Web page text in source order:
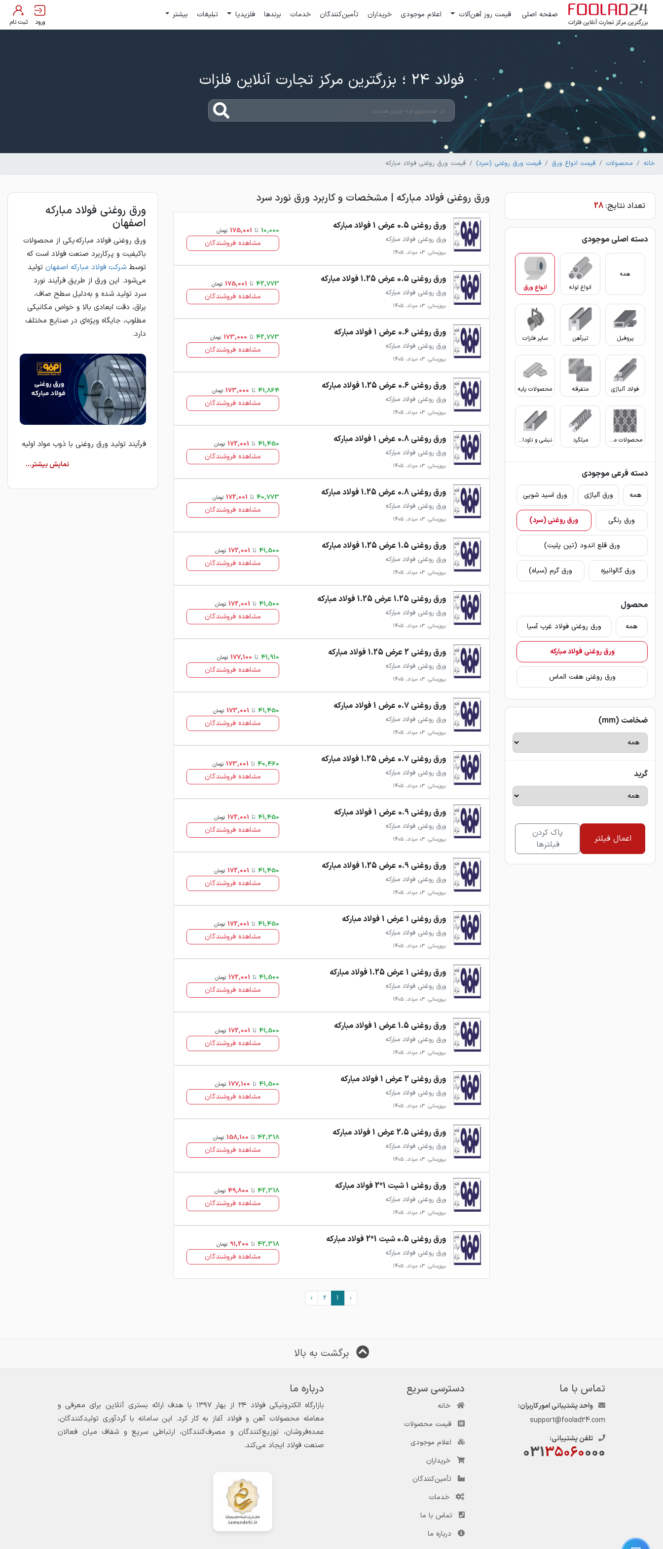
صفحه اصلی قیمت روز آهن‌آلات اعلام موجودی خریداران تأمین‌کنندگان خدمات برندها فلزپدیا تبلیغات بیشتر
ورود ثبت نام
فولاد 24 ؛ بزرگترین مرکز تجارت آنلاین فلزات
خانه محصولات قیمت انواع ورق قیمت ورق روغنی (سرد) قیمت ورق روغنی فولاد مبارکه
تعداد نتایج: 28
دسته اصلی موجودی
همه
انواع لوله
انواع ورق
پروفیل تیرآهن سایر فلزات
فولاد آلیاژی متفرقه محصولات پایه
محصولات مفتولی میلگرد نبشی و ناودانی
دسته فرعی موجودی
همه ورق آلیاژی ورق اسید شویی
ورق رنگی ورق روغنی (سرد)
ورق قلع اندود (تین پلیت)
ورق گالوانیزه ورق گرم (سیاه)
محصول
همه ورق روغنی فولاد غرب آسیا
ورق روغنی فولاد مبارکه
ورق روغنی هفت الماس
ضخامت (mm)
گرید
اعمال فیلتر
پاک کردن
فیلترها
ورق روغنی فولاد مبارکه | مشخصات و کاربرد ورق نورد سرد
ورق روغنی 0.5 عرض 1 فولاد مبارکه
ورق روغنی فولاد مبارکه
بروزرسانی: 03 مرداد، 1405
10,000 تا 175,001 تومان
مشاهده فروشندگان
ورق روغنی 0.5 عرض 1.25 فولاد مبارکه
ورق روغنی فولاد مبارکه
بروزرسانی: 03 مرداد، 1405
42,773 تا 175,001 تومان
مشاهده فروشندگان
ورق روغنی 0.6 عرض 1 فولاد مبارکه
ورق روغنی فولاد مبارکه
بروزرسانی: 03 مرداد، 1405
42,773 تا 173,000 تومان
مشاهده فروشندگان
ورق روغنی 0.6 عرض 1.25 فولاد مبارکه
ورق روغنی فولاد مبارکه
بروزرسانی: 03 مرداد، 1405
41,864 تا 173,000 تومان
مشاهده فروشندگان
ورق روغنی 0.8 عرض 1 فولاد مبارکه
ورق روغنی فولاد مبارکه
بروزرسانی: 03 مرداد، 1405
41,450 تا 172,001 تومان
مشاهده فروشندگان
ورق روغنی 0.8 عرض 1.25 فولاد مبارکه
ورق روغنی فولاد مبارکه
بروزرسانی: 03 مرداد، 1405
40,773 تا 172,001 تومان
مشاهده فروشندگان
ورق روغنی 1.5 عرض 1.25 فولاد مبارکه
ورق روغنی فولاد مبارکه
بروزرسانی: 03 مرداد، 1405
41,500 تا 172,001 تومان
مشاهده فروشندگان
ورق روغنی 1.25 عرض 1.25 فولاد مبارکه
ورق روغنی فولاد مبارکه
بروزرسانی: 03 مرداد، 1405
41,500 تا 172,001 تومان
مشاهده فروشندگان
ورق روغنی 2 عرض 1.25 فولاد مبارکه
ورق روغنی فولاد مبارکه
بروزرسانی: 03 مرداد، 1405
41,910 تا 177,100 تومان
مشاهده فروشندگان
ورق روغنی 0.7 عرض 1 فولاد مبارکه
ورق روغنی فولاد مبارکه
بروزرسانی: 03 مرداد، 1405
41,450 تا 173,001 تومان
مشاهده فروشندگان
ورق روغنی 0.7 عرض 1.25 فولاد مبارکه
ورق روغنی فولاد مبارکه
بروزرسانی: 03 مرداد، 1405
40,460 تا 173,001 تومان
مشاهده فروشندگان
ورق روغنی 0.9 عرض 1 فولاد مبارکه
ورق روغنی فولاد مبارکه
بروزرسانی: 03 مرداد، 1405
41,450 تا 172,001 تومان
مشاهده فروشندگان
ورق روغنی 0.9 عرض 1.25 فولاد مبارکه
ورق روغنی فولاد مبارکه
بروزرسانی: 03 مرداد، 1405
41,450 تا 172,001 تومان
مشاهده فروشندگان
ورق روغنی 1 عرض 1 فولاد مبارکه
ورق روغنی فولاد مبارکه
بروزرسانی: 03 مرداد، 1405
41,450 تا 172,001 تومان
مشاهده فروشندگان
ورق روغنی 1 عرض 1.25 فولاد مبارکه
ورق روغنی فولاد مبارکه
بروزرسانی: 03 مرداد، 1405
41,500 تا 172,001 تومان
مشاهده فروشندگان
ورق روغنی 1.5 عرض 1 فولاد مبارکه
ورق روغنی فولاد مبارکه
بروزرسانی: 03 مرداد، 1405
41,500 تا 172,001 تومان
مشاهده فروشندگان
ورق روغنی 2 عرض 1 فولاد مبارکه
ورق روغنی فولاد مبارکه
بروزرسانی: 03 مرداد، 1405
41,500 تا 177,100 تومان
مشاهده فروشندگان
ورق روغنی 2.5 عرض 1 فولاد مبارکه
ورق روغنی فولاد مبارکه
بروزرسانی: 03 مرداد، 1405
42,318 تا 158,100 تومان
مشاهده فروشندگان
ورق روغنی 1 شیت 1*2 فولاد مبارکه
ورق روغنی فولاد مبارکه
بروزرسانی: 03 مرداد، 1405
42,318 تا 49,800 تومان
مشاهده فروشندگان
ورق روغنی 0.5 شیت 1*2 فولاد مبارکه
ورق روغنی فولاد مبارکه
بروزرسانی: 03 مرداد، 1405
42,318 تا 91,200 تومان
مشاهده فروشندگان
‹
1
2
›
ورق روغنی فولاد مبارکه
اصفهان
ورق روغنی فولاد مبارکه یکی از محصولات
باکیفیت و پرکاربرد صنعت فولاد است که
توسط شرکت فولاد مبارکه اصفهان تولید
می‌شود. این ورق از طریق فرآیند نورد
سرد تولید شده و به‌دلیل سطح صاف،
براق، دقت ابعادی بالا و خواص مکانیکی
مطلوب، جایگاه ویژه‌ای در صنایع مختلف
دارد.
فرآیند تولید ورق روغنی با ذوب مواد اولیه
سرد، اسیدشویی، روغن‌کاری و عملیات
برگشت به بالا
تماس با ما
واحد پشتیبانی امور کاربران:
support@foolad24.com
تلفن پشتیبانی:
03135060000
دسترسی سریع
خانه
قیمت محصولات
اعلام موجودی
خریداران
تأمین‌کنندگان
خدمات
تماس با ما
درباره ما
درباره ما
بازارگاه الکترونیکی فولاد ۲۴ از بهار ۱۳۹۷ با هدف ارائه بستری آنلاین برای معرفی و
معامله محصولات آهن و فولاد آغاز به کار کرد. این سامانه با گردآوری تولیدکنندگان،
عمده‌فروشان، توزیع‌کنندگان و مصرف‌کنندگان، ارتباطی سریع و شفاف میان فعالان
صنعت فولاد ایجاد می‌کند.